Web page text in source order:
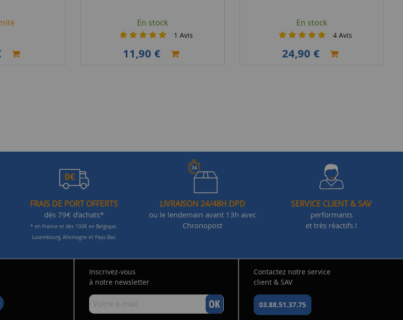
En stock
1 Avis
11,90 €
En stock
4 Avis
24,90 €
FRAIS DE PORT OFFERTS
dès 79€ d'achats*
* en France et dès 100€ en Belgique,
Luxembourg, Allemagne et Pays-Bas
LIVRAISON 24/48H DPD
ou le lendemain avant 13h avec
Chronopost
SERVICE CLIENT & SAV
performants
et très réactifs !
Inscrivez-vous
à notre newsletter
Contactez notre service
client & SAV
03.88.51.37.75